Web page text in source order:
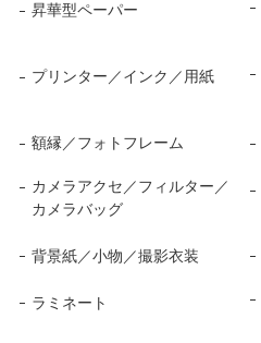
昇華型ペーパー
プリンター／インク／用紙
額縁／フォトフレーム
カメラアクセ／フィルター／
カメラバッグ
背景紙／小物／撮影衣装
ラミネート